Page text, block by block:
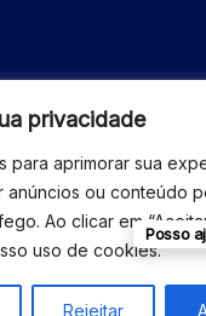
privacidade
para aprimorar sua
anúncios ou conteúdo
Ao clicar em
uso de cookies.
Rejeitar
TÉCNICA
- Todos os
Posso